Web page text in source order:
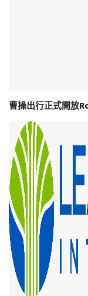
曹操出行正式開放